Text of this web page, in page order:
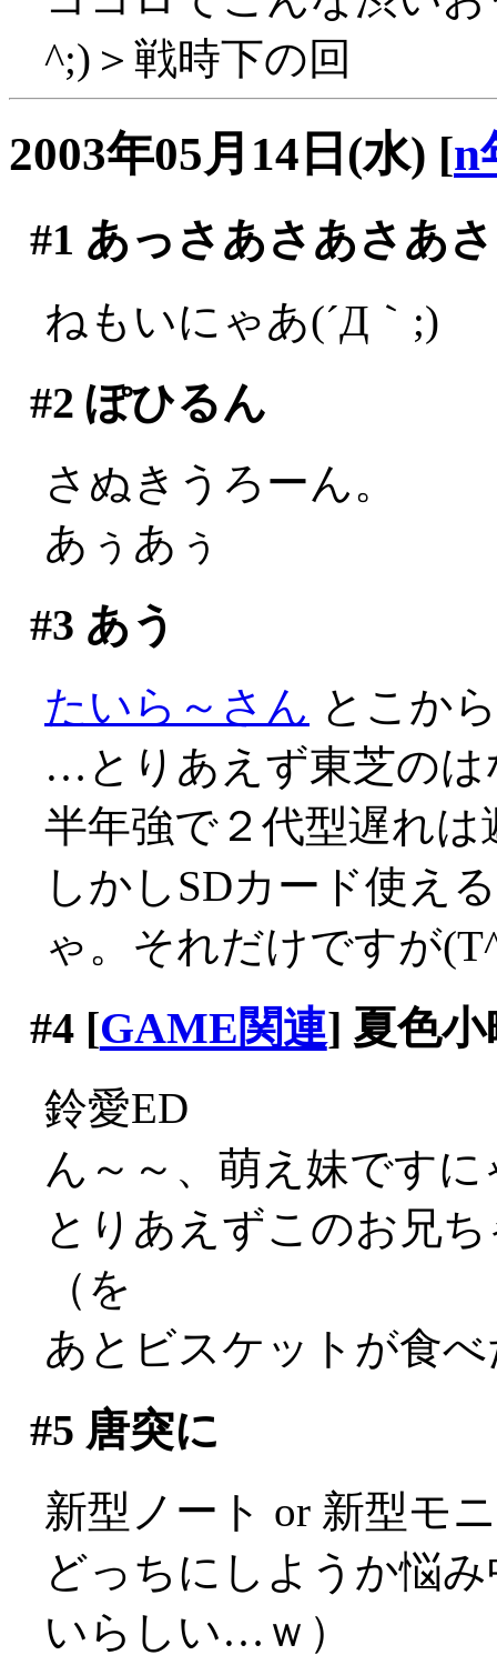
^;)＞戦時下の回
2003年05月14日(水) [n
#1 あっさあさあさあ
ねもいにゃあ(´Д｀;)
#2 ぽひるん
さぬきうろーん。
あぅあぅ
#3 あう
たいら～さん とこか
…とりあえず東芝のは
半年強で２代型遅れは
しかしSDカード使え
ゃ。それだけですが
#4[GAME関連] 夏色小
鈴愛ED
ん～～、萌え妹です
とりあえずこのお兄
（を
あとビスケットが食
#5 唐突に
新型ノート or 新型モ
どっちにしようか悩
いらしい…ｗ）